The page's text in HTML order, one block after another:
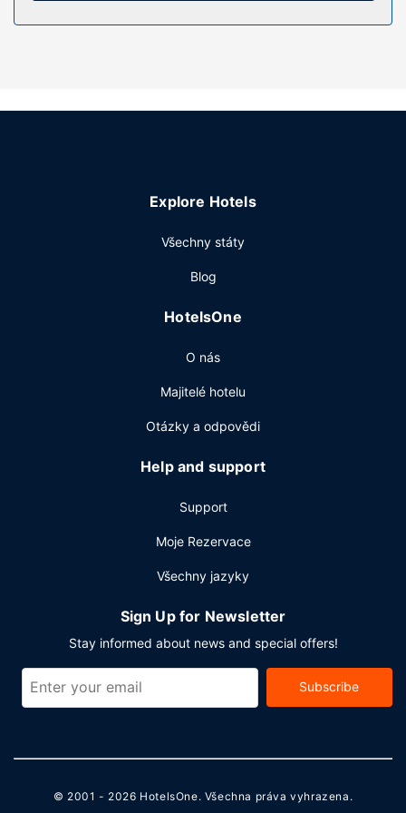
dále nabízí: bezdrátový internet zdarma, rozšířené
a prádelna. Přímo v areálu je hostům k dispozici
Explore Hotels
Všechny státy
Blog
HotelsOne
O nás
Majitelé hotelu
Otázky a odpovědi
Help and support
Support
Moje Rezervace
Všechny jazyky
Sign Up for Newsletter
Stay informed about news and special offers!
Subscribe
© 2001 - 2026 HotelsOne. Všechna práva vyhrazena.